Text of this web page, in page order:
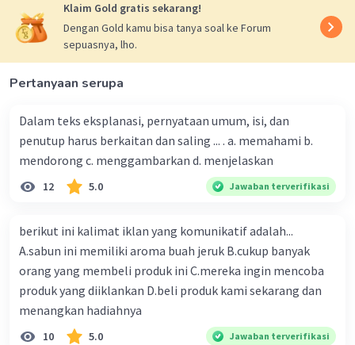
Saat ku telah jauh darimu
Oh ibu"
Sehingga, ada total 3 bait dan 11 larik dalam puisi ini.
Nanda R Community Level 89
10 Oktober 2023 23:08
puisi diatas terdiri dari 3 bait dan 11 larik
Muhammad R Level 63
11 Oktober 2023 00:04
terdiri dari tiga bait dan 11 larik
Beri Rating Balas
Klaim Gold gratis sekarang!
Dengan Gold kamu bisa tanya soal ke Forum
sepuasnya, lho.
Pertanyaan serupa
Dalam teks eksplanasi, pernyataan umum, isi, dan
penutup harus berkaitan dan saling ... . a. memahami b.
mendorong c. menggambarkan d. menjelaskan
12 5.0 Jawaban terverifikasi
berikut ini kalimat iklan yang komunikatif adalah...
A.sabun ini memiliki aroma buah jeruk B.cukup banyak
orang yang membeli produk ini C.mereka ingin mencoba
produk yang diiklankan D.beli produk kami sekarang dan
menangkan hadiahnya
10 5.0 Jawaban terverifikasi